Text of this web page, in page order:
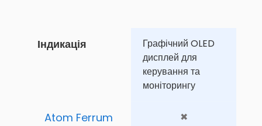
Індикація
Графічний OLED
дисплей для
керування та
моніторингу
Atom Ferrum ✖